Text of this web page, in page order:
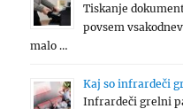
Tiskanje
povsem
malo …
Kaj so infrardeči
Infrardeči grelni